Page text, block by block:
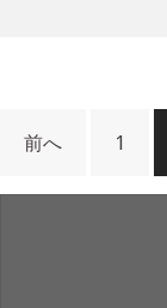
前へ 1